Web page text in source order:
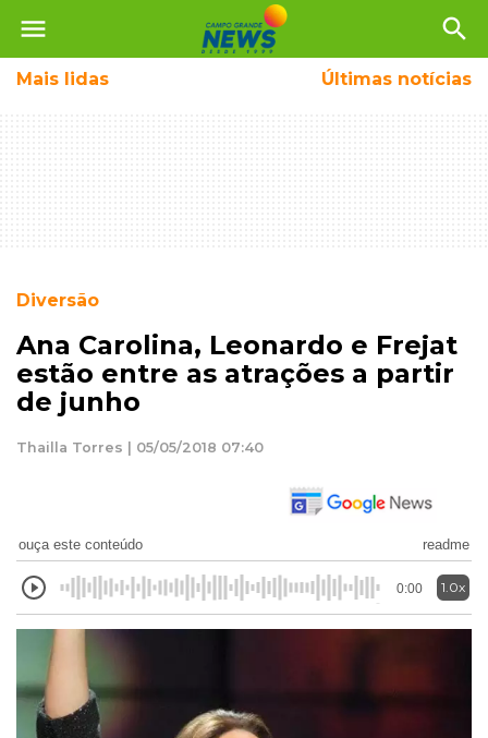
menu search
Mais lidas Últimas notícias
Diversão
Ana Carolina, Leonardo e Frejat
estão entre as atrações a partir
de junho
Thailla Torres | 05/05/2018 07:40
ouça este conteúdo readme
0:00 1.0x